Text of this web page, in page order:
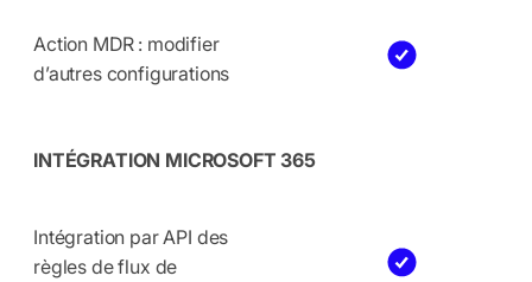
Action MDR : modifier
d’autres configurations
INTÉGRATION MICROSOFT 365
Intégration par API des
règles de flux de